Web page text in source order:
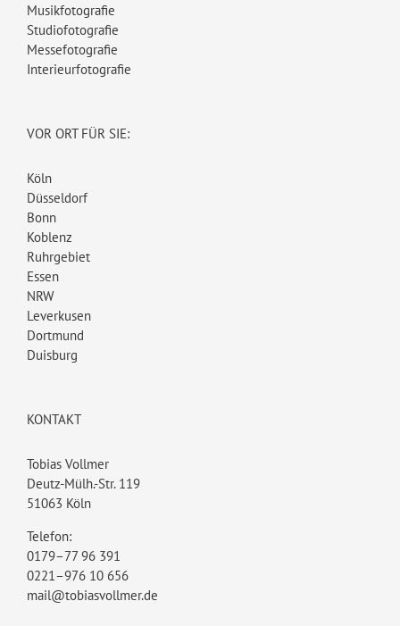
Musikfotografie
Studiofotografie
Messefotografie
Interieurfotografie
VOR ORT FÜR SIE:
Köln
Düsseldorf
Bonn
Koblenz
Ruhrgebiet
Essen
NRW
Leverkusen
Dortmund
Duisburg
KONTAKT
Tobias Vollmer
Deutz-Mülh.-Str. 119
51063 Köln
Telefon:
0179–77 96 391
0221–976 10 656
mail@tobiasvollmer.de